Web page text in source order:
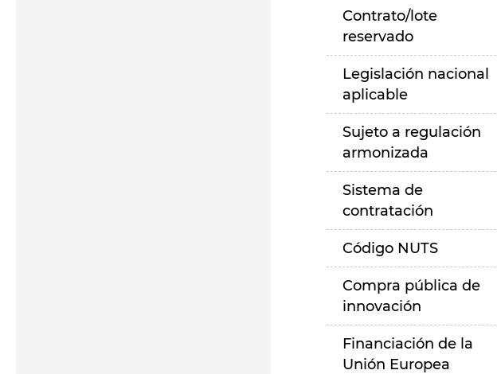
Contrato/lote
reservado
Legislación nacional
aplicable
Sujeto a regulación
armonizada
Sistema de
contratación
Código NUTS
Compra pública de
innovación
Financiación de la
Unión Europea